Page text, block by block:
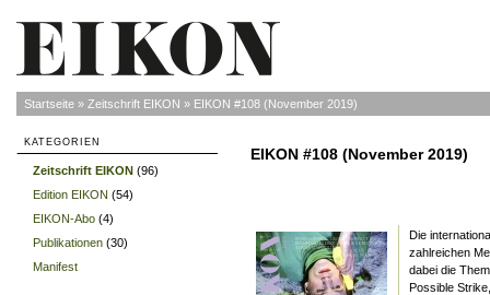
Startseite » Zeitschrift EIKON » EIKON #108 (November 2019)
KATEGORIEN
Zeitschrift EIKON (96)
Edition EIKON (54)
EIKON-Abo (4)
Publikationen (30)
Manifest
EIKON #108 (November 2019)
Die
zahlreichen
dabei die
Possible